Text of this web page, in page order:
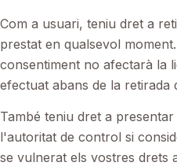
Com a usuari, teniu dret a
prestat en qualsevol
consentiment no afectarà la
efectuat abans de la retirada
També teniu dret a
l'autoritat de control si
se vulnerat els vostres drets